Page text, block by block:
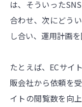
は、そういった
合わせ、次にどう
し合い、運用計画
たとえば、ECサイ
販会社から依頼を
イトの閲覧数を向